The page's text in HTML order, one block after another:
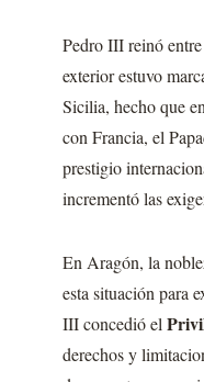
Pedro III reinó
exterior estuvo
Sicilia, hecho que
con Francia, el
prestigio
incrementó las
En Aragón, la
esta situación para
III concedió el
derechos y